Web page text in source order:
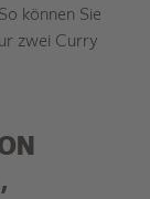
können Sie
zwei Curry